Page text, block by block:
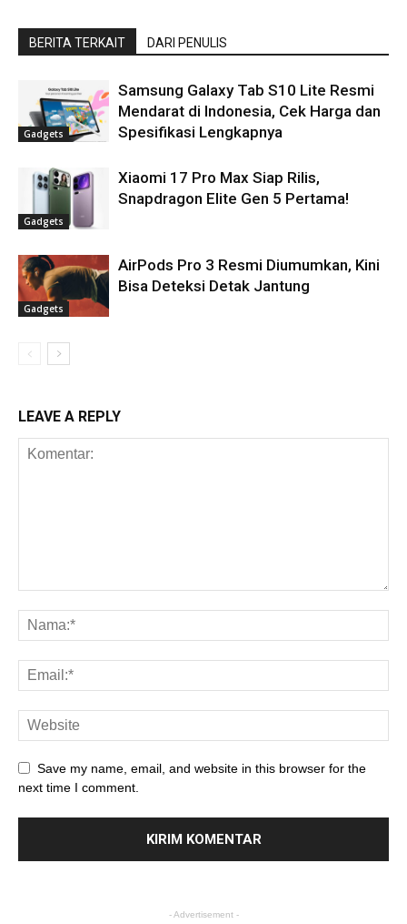
BERITA TERKAIT DARI PENULIS
Gadgets
Samsung Galaxy Tab S10 Lite Resmi
Mendarat di Indonesia, Cek Harga dan
Spesifikasi Lengkapnya
Gadgets
Xiaomi 17 Pro Max Siap Rilis,
Snapdragon Elite Gen 5 Pertama!
Gadgets
AirPods Pro 3 Resmi Diumumkan, Kini
Bisa Deteksi Detak Jantung
LEAVE A REPLY
Save my name, email, and website in this browser for the
next time I comment.
- Advertisement -